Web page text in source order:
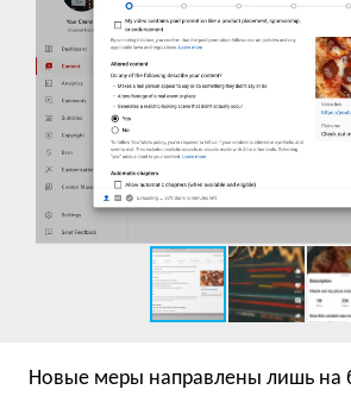
Новые меры направлены лишь на